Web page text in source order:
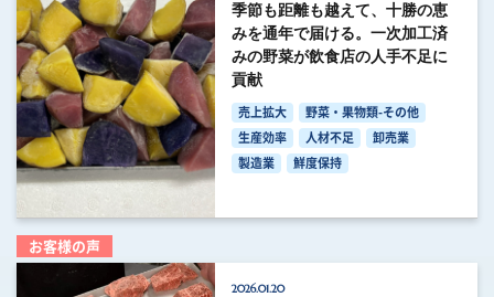
季節も距離も越えて、十勝の恵
みを通年で届ける。一次加工済
みの野菜が飲食店の人手不足に
貢献
売上拡大
野菜・果物類-その他
生産効率
人材不足
卸売業
製造業
鮮度保持
お客様の声
2026.01.20